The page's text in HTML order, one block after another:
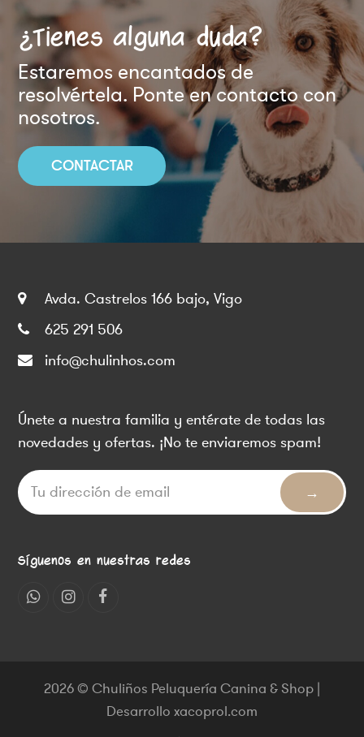
¿Tienes alguna duda?
Estaremos encantados de
resolvértela. Ponte en contacto con
nosotros.
CONTACTAR
Avda. Castrelos 166 bajo, Vigo
625 291 506
info@chulinhos.com
Únete a nuestra familia y entérate de todas las
novedades y ofertas. ¡No te enviaremos spam!
Síguenos en nuestras redes
Whatsapp
InstagramFacebook
2026 © Chuliños Peluquería Canina & Shop |
Desarrollo xacoprol.com